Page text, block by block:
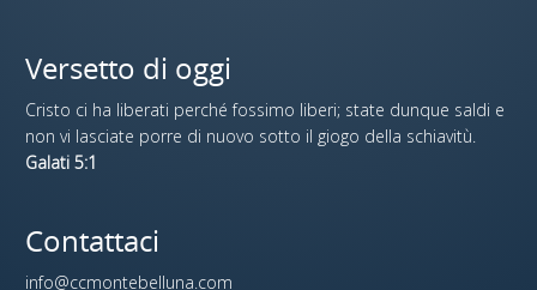
Versetto di oggi
Cristo ci ha liberati perché fossimo liberi; state dunque saldi e
non vi lasciate porre di nuovo sotto il giogo della schiavitù.
Galati 5:1
Contattaci
info@ccmontebelluna.com